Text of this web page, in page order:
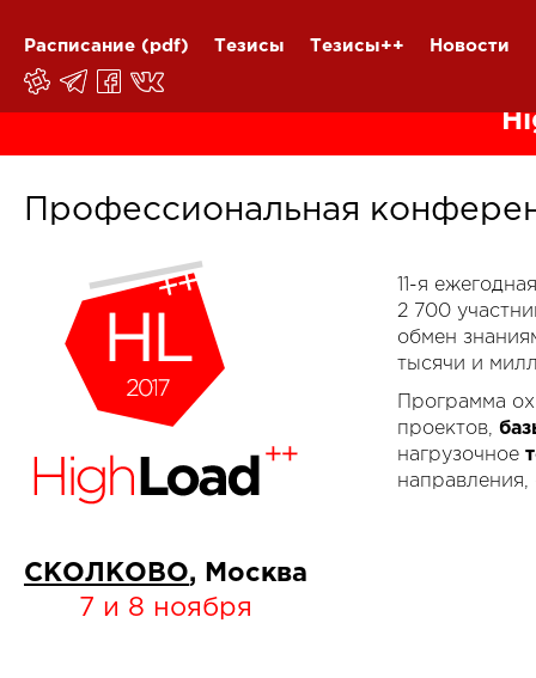
Расписание (pdf) Тезисы Тезисы++ Новости
Профессиональная
СКОЛКОВО, Москва
7 и 8 ноября
11-я
2 700
обмен
тысячи и
Программа
проектов,
нагрузочное